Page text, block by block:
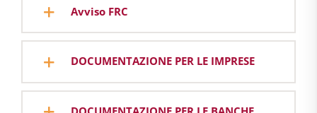
Avviso FRC
DOCUMENTAZIONE PER LE IMPRESE